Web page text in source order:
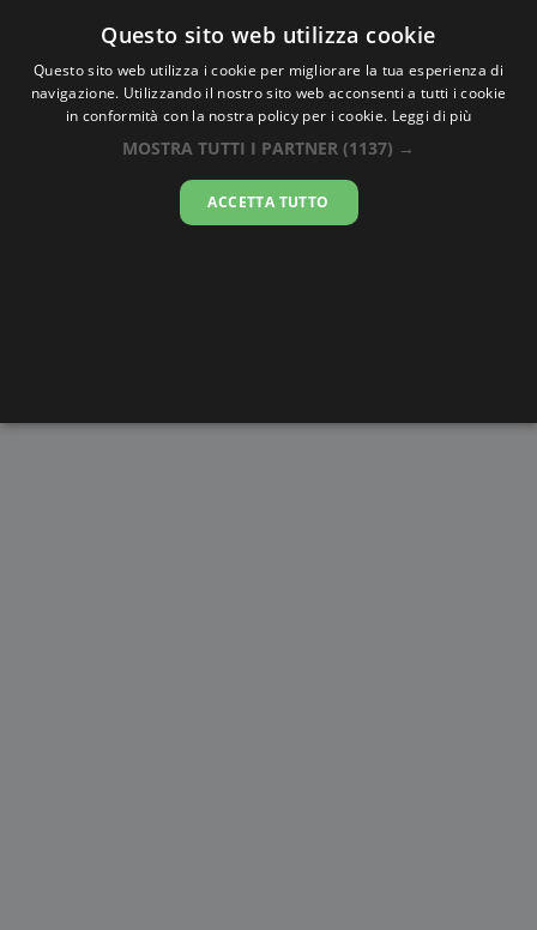
Oraesatta.co
Ora EsattaGrand-Bassam
17:48:05
Questo sito web utilizza cookie
Questo sito web utilizza i cookie per migliorare la tua esperienza di
navigazione. Utilizzando il nostro sito web acconsenti a tutti i cookie
in conformità con la nostra policy per i cookie. Leggi di più
MOSTRA TUTTI I PARTNER (1137) →
ACCETTA TUTTO